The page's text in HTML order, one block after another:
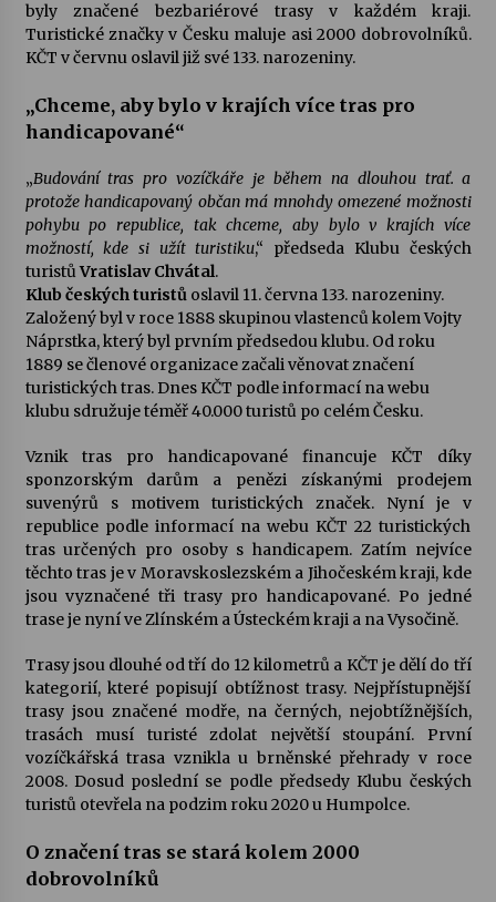
28. 7. 2026
23. 7. 2026
Letní koncerty ve Stromovce: Rufus Miller
22. 7. 2026
Vysočinka
17. 7. 2026
Ozvěny prázdnin
14. 7. 2026
Za kulturou kousek za Humpolec. V Želivě ožije
odkaz Josefa Čapka
13. 7. 2026
Varhanní recitál Michala Novenka v Klášteře
Želiv
3. 7. 2026
Petr Adamec – Malovaný svět
30. 6. 2026
byly značené bezbariérové trasy v každém kraji.
Turistické značky v Česku maluje asi 2000 dobrovolníků.
KČT v červnu oslavil již své 133. narozeniny.
„Chceme, aby bylo v krajích více tras pro
handicapované“
„Budování tras pro vozíčkáře je během na dlouhou trať. a
protože handicapovaný občan má mnohdy omezené možnosti
pohybu po republice, tak chceme, aby bylo v krajích více
možností, kde si užít turistiku,“ předseda Klubu českých
turistůVratislav Chvátal.
Klub českých turistůoslavil 11. června 133. narozeniny.
Založený byl v roce 1888 skupinou vlastenců kolem Vojty
Náprstka, který byl prvním předsedou klubu. Od roku
1889 se členové organizace začali věnovat značení
turistických tras. Dnes KČT podle informací na webu
klubu sdružuje téměř 40.000 turistů po celém Česku.
Vznik tras pro handicapované financuje KČT díky
sponzorským darům a penězi získanými prodejem
suvenýrů s motivem turistických značek. Nyní je v
republice podle informací na webu KČT 22 turistických
tras určených pro osoby s handicapem. Zatím nejvíce
těchto tras je v Moravskoslezském a Jihočeském kraji, kde
jsou vyznačené tři trasy pro handicapované. Po jedné
trase je nyní ve Zlínském a Ústeckém kraji a na Vysočině.
Trasy jsou dlouhé od tří do 12 kilometrů a KČT je dělí do tří
kategorií, které popisují obtížnost trasy. Nejpřístupnější
trasy jsou značené modře, na černých, nejobtížnějších,
trasách musí turisté zdolat největší stoupání. První
vozíčkářská trasa vznikla u brněnské přehrady v roce
2008. Dosud poslední se podle předsedy Klubu českých
turistů otevřela na podzim roku 2020 u Humpolce.
O značení tras se stará kolem 2000
dobrovolníků